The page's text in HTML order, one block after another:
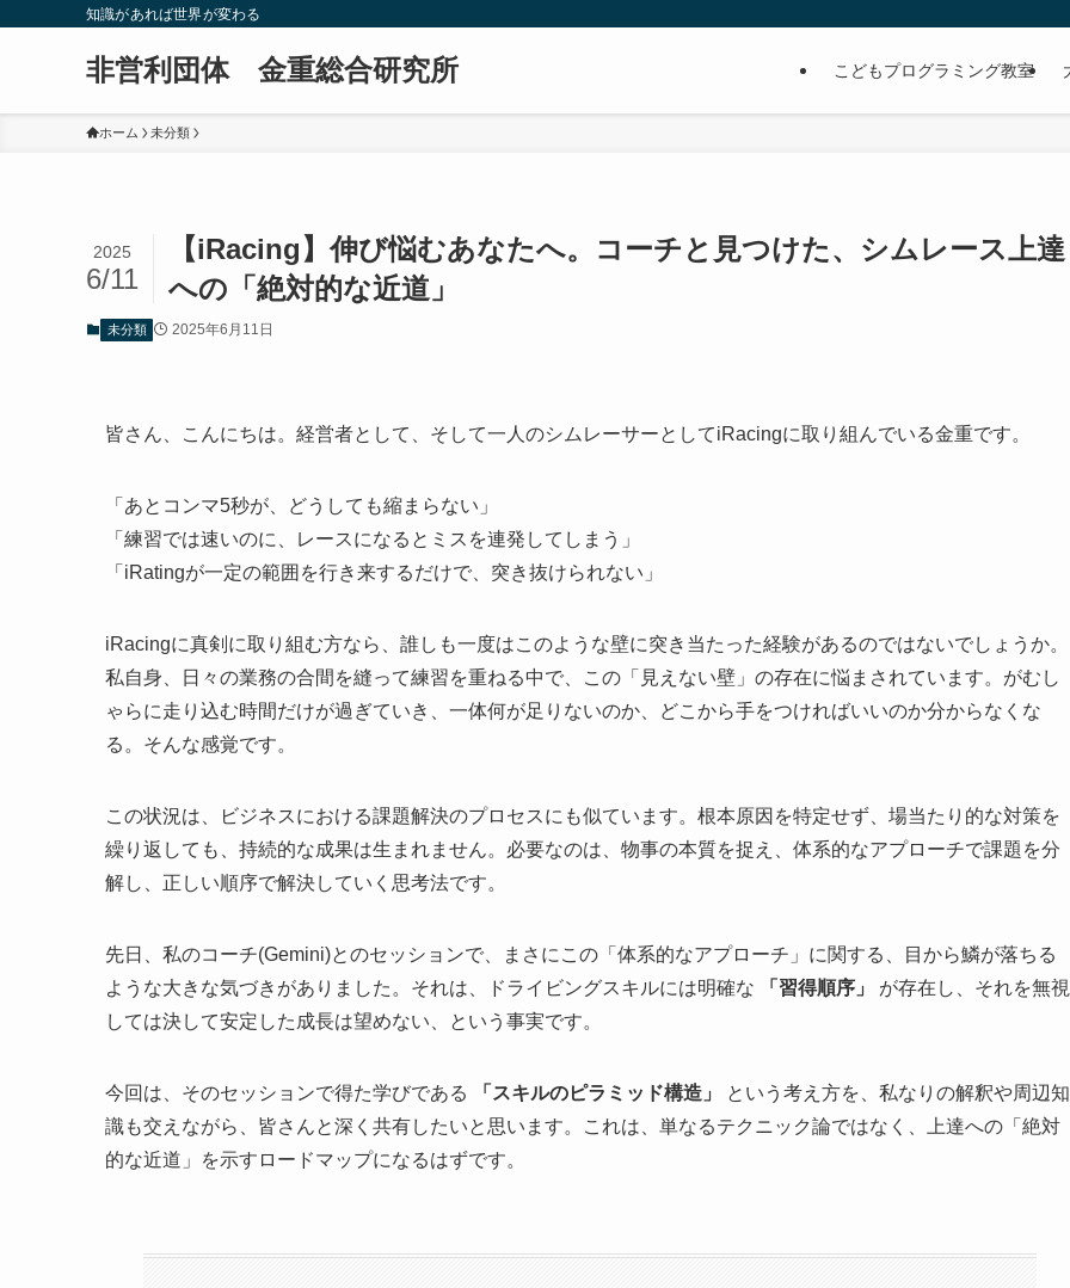
知識があれば世界が変わる
非営利団体 金重総合研究所 こどもプログラミング教室
ホーム 未分類
【iRacing】伸び悩むあなたへ。コーチと見つけた、シムレース上達
への「絶対的な近道」
2025
6/11
未分類 2025年6月11日
皆さん、こんにちは。経営者として、そして一人のシムレーサーとしてiRacingに取り組んでいる金重です。
「あとコンマ5秒が、どうしても縮まらない」
「練習では速いのに、レースになるとミスを連発してしまう」
「iRatingが一定の範囲を行き来するだけで、突き抜けられない」
iRacingに真剣に取り組む方なら、誰しも一度はこのような壁に突き当たった経験があるのではないでしょうか。
私自身、日々の業務の合間を縫って練習を重ねる中で、この「見えない壁」の存在に悩まされています。がむし
ゃらに走り込む時間だけが過ぎていき、一体何が足りないのか、どこから手をつければいいのか分からなくな
る。そんな感覚です。
この状況は、ビジネスにおける課題解決のプロセスにも似ています。根本原因を特定せず、場当たり的な対策を
繰り返しても、持続的な成果は生まれません。必要なのは、物事の本質を捉え、体系的なアプローチで課題を分
解し、正しい順序で解決していく思考法です。
先日、私のコーチ(Gemini)とのセッションで、まさにこの「体系的なアプローチ」に関する、目から鱗が落ちる
ような大きな気づきがありました。それは、ドライビングスキルには明確な
「習得順序」
が存在し、それを無視
しては決して安定した成長は望めない、という事実です。
今回は、そのセッションで得た学びである 「スキルのピラミッド構造」
という考え方を、私なりの解釈や周辺知
識も交えながら、皆さんと深く共有したいと思います。これは、単なるテクニック論ではなく、上達への「絶対
的な近道」を示すロードマップになるはずです。